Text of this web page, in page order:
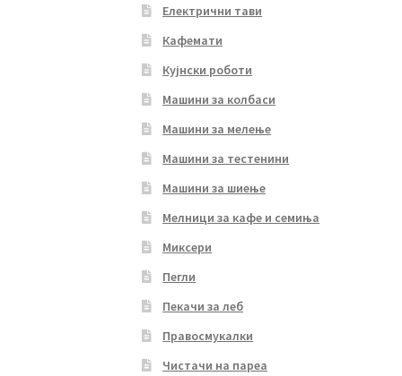
Електрични тави
Кафемати
Кујнски роботи
Машини за колбаси
Машини за мелење
Машини за тестенини
Машини за шиење
Мелници за кафе и семиња
Миксери
Пегли
Пекачи за леб
Правосмукалки
Чистачи на пареа